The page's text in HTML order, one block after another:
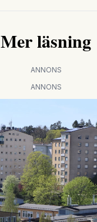
Mer läsning
ANNONS
ANNONS